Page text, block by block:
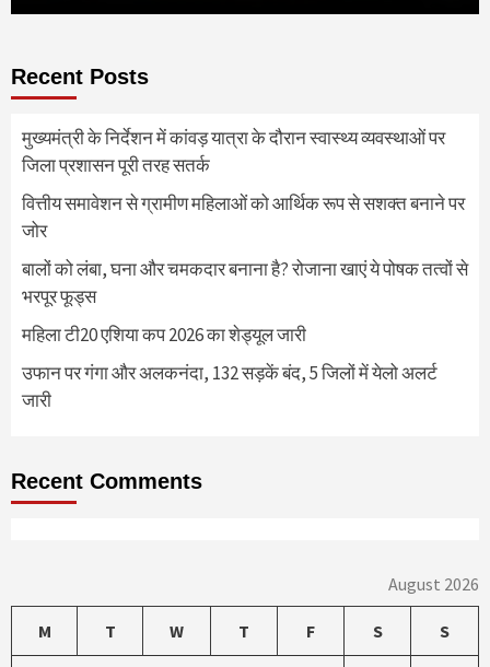
Recent Posts
मुख्यमंत्री के निर्देशन में कांवड़ यात्रा के दौरान स्वास्थ्य व्यवस्थाओं पर
जिला प्रशासन पूरी तरह सतर्क
वित्तीय समावेशन से ग्रामीण महिलाओं को आर्थिक रूप से सशक्त बनाने पर
जोर
बालों को लंबा, घना और चमकदार बनाना है? रोजाना खाएं ये पोषक तत्वों से
भरपूर फूड्स
महिला टी20 एशिया कप 2026 का शेड्यूल जारी
उफान पर गंगा और अलकनंदा, 132 सड़कें बंद, 5 जिलों में येलो अलर्ट
जारी
Recent Comments
August 2026
M T W T F S S